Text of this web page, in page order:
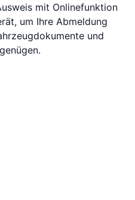
mit Onlinefunktion
um Ihre Abmeldung
und